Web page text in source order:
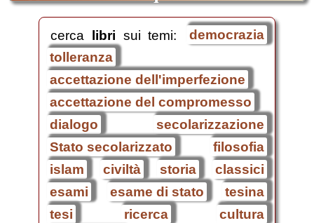
cerca libri sui temi:
democrazia
tolleranza
accettazione dell'imperfezione
accettazione del compromesso
dialogo
secolarizzazione
Stato secolarizzato
filosofia
islam
civiltà storia
classici
esami
esame di stato
tesina
tesi
ricerca
cultura